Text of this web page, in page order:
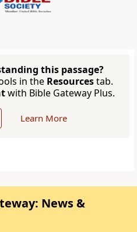
this passage?
in the Resourcestab.
with Bible Gateway Plus.
Learn More
News &